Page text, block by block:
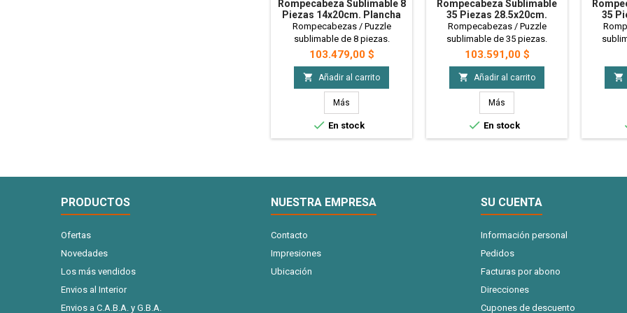
Rompecabeza Sublimable 8
Piezas 14x20cm. Plancha
A4 X200u. PRECIO
MAYORISTA
Rompecabezas / Puzzle
sublimable de 8 piezas.
Disponible a la venta en
planchas A4 de 2 unidades.
Ideales para personalizar,
regaleria, juegos de niños y
mas! - 100 Planchas A4 con 2
Rompecabezas c/u PRECIO
MAYORISTA
Precio
103.479,00 $
 Añadir al carrito
Más
 En stock
Rompecabeza Sublimable
35 Piezas 28.5x20cm.
Plancha A4 X100u. PRECIO
MAYORISTA
Rompecabezas / Puzzle
sublimable de 35 piezas.
Disponible a la venta en
planchas A4. Ideales para
personalizar, regaleria, juegos
de niños y mas! - 50 Planchas
A4 con 1 Rompecabeza c/u
PRECIO MAYORISTA
Precio
103.591,00 $
 Añadir al carrito
Más
 En stock
35
de

PRODUCTOS
Ofertas
Novedades
Los más vendidos
Envios al Interior
Envios a C.A.B.A. y G.B.A.
NUESTRA EMPRESA
Contacto
Impresiones
Ubicación
SU CUENTA
Información personal
Pedidos
Facturas por abono
Direcciones
Cupones de descuento